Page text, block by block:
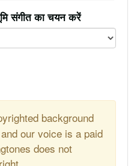
संगीत का चयन करें
background
our voice is a paid
does not